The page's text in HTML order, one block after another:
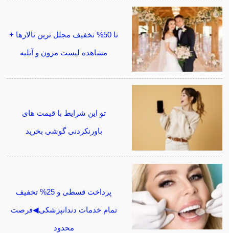
تا 50% تخفیف مجلل ترین تالارها +
مشاهده لیست مزون و آتلیه
تو این شرایط با قیمت های
باورنکردنی گوشی بخرید
پرداخت قسطی و 25% تخفیف
تمام خدمات دندانپزشکی◀فرصت
محدود